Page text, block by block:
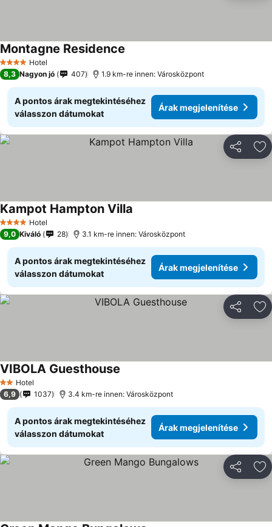
4 KategóriaHotel
Montagne Residence
8,3 Nagyon jó 407 1.9 km-re innen: Városközpont
A pontos árak megtekintéséhez
válasszon dátumokat
Árak megjelenítése
4 KategóriaHotel
Kampot Hampton Villa
9,0 Kiváló 28 3.1 km-re innen: Városközpont
A pontos árak megtekintéséhez
válasszon dátumokat
Árak megjelenítése
2 Kategória
Hotel
VIBOLA Guesthouse
6,9 1037 3.4 km-re innen: Városközpont
A pontos árak megtekintéséhez
válasszon dátumokat
Árak megjelenítése